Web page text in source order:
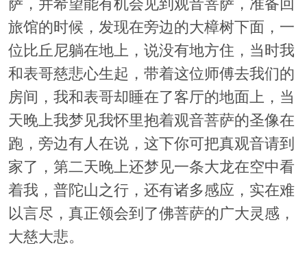
萨，并希望能有机会见到观音菩萨，准备回
旅馆的时候，发现在旁边的大樟树下面，一
位比丘尼躺在地上，说没有地方住，当时我
和表哥慈悲心生起，带着这位师傅去我们的
房间，我和表哥却睡在了客厅的地面上，当
天晚上我梦见我怀里抱着观音菩萨的圣像在
跑，旁边有人在说，这下你可把真观音请到
家了，第二天晚上还梦见一条大龙在空中看
着我，普陀山之行，还有诸多感应，实在难
以言尽，真正领会到了佛菩萨的广大灵感，
大慈大悲。